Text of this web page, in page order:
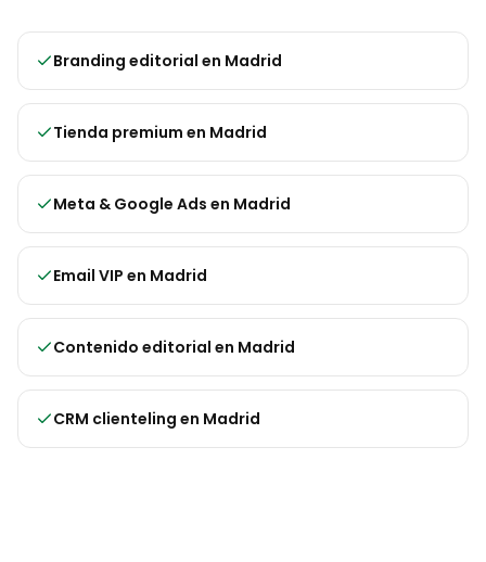
Branding editorial en Madrid
Tienda premium en Madrid
Meta & Google Ads en Madrid
Email VIP en Madrid
Contenido editorial en Madrid
CRM clienteling en Madrid